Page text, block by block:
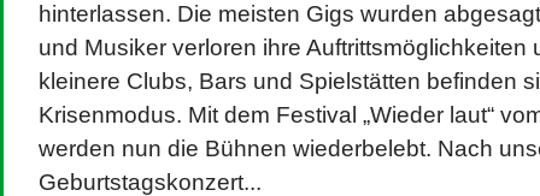
hinterlassen. Die meisten Gigs wurden
und Musiker verloren ihre Auftrittsmöglichkeiten
kleinere Clubs, Bars und Spielstätten befinden
Krisenmodus. Mit dem Festival „Wieder laut“
werden nun die Bühnen wiederbelebt. Nach
Geburtstagskonzert...